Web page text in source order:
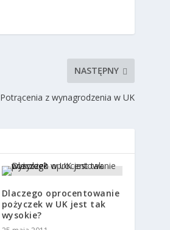
NASTĘPNY
Potrącenia z wynagrodzenia w UK
Dlaczego oprocentowanie
pożyczek w UK jest tak
wysokie?